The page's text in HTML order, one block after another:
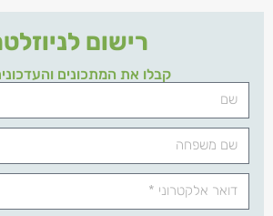
רישום
קבלו את המתכונים